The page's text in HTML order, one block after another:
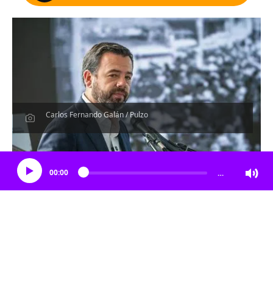
Carlos Fernando Galán / Pulzo
Escucha el artículo
00:00 …